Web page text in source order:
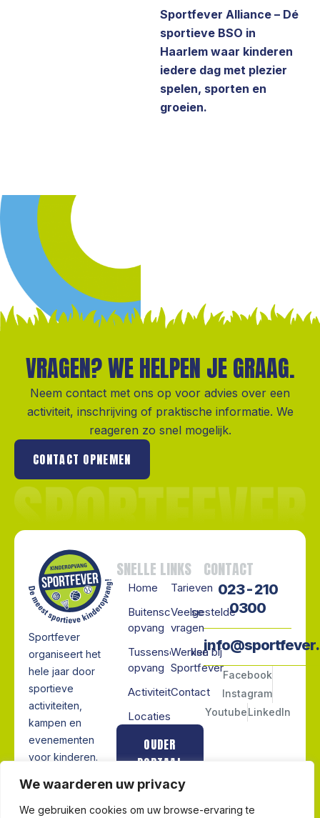
We waarderen uw privacy
We gebruiken cookies om uw browse-ervaring te
Sportfever Alliance – Dé
sportieve BSO in
Haarlem waar kinderen
iedere dag met plezier
spelen, sporten en
groeien.
VRAGEN? WE HELPEN JE GRAAG.
Neem contact met ons op voor advies over een
activiteit, inschrijving of praktische informatie. We
reageren zo snel mogelijk.
CONTACT OPNEMEN
Sportfever
organiseert het
hele jaar door
sportieve
activiteiten,
kampen en
evenementen
voor kinderen.
schaatsen tot
avontuurlijke
SNELLE LINKS
Home
Buitenschoolse
opvang
Tussenschoolse
opvang
Activiteiten
Locaties
Tarieven
Veelgestelde
vragen
Werken bij
Sportfever
Contact
OUDER
PORTAAL
MEDEWERKERS
CONTACT
023 - 210
0300
Facebook
Instagram
YoutubeLinkedIn